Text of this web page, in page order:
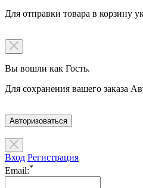
Для отправки товара в корзину
Вы вошли как Гость.
Для сохранения вашего заказа
Авторизоваться
Вход Регистрация
Email:*